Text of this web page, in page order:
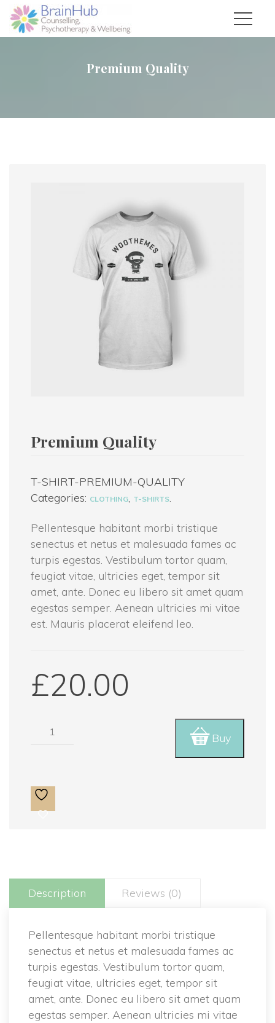
Premium Quality
Premium Quality
T-SHIRT-PREMIUM-QUALITY
Categories: CLOTHING, T-SHIRTS.
Pellentesque habitant morbi tristique
senectus et netus et malesuada fames ac
turpis egestas. Vestibulum tortor quam,
feugiat vitae, ultricies eget, tempor sit
amet, ante. Donec eu libero sit amet quam
egestas semper. Aenean ultricies mi vitae
est. Mauris placerat eleifend leo.
£20.00
Premium
Quality
Buy
Description Reviews (0)
Pellentesque habitant morbi tristique
senectus et netus et malesuada fames ac
turpis egestas. Vestibulum tortor quam,
feugiat vitae, ultricies eget, tempor sit
amet, ante. Donec eu libero sit amet quam
egestas semper. Aenean ultricies mi vitae